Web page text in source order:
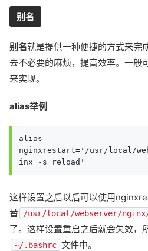
别名
别名就是提供一种便捷的方式来完
去不必要的麻烦，提高效率。一般
来实现。
alias举例
alias
nginxrestart='/usr/local/
inx -s reload'
这样设置之后以后可以使用
替
/usr/local/webserver/
了。这样设置重启之后就会失效，
~/.bashrc 文件中。